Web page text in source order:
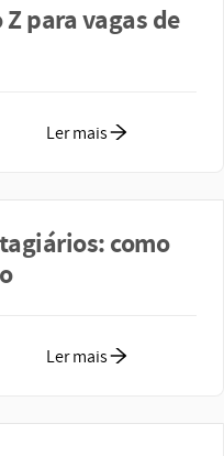
para vagas de
Ler mais
como
Ler mais